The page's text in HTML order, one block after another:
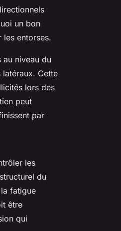
un bon
les entorses.
au niveau du
Cette
lors des
peut
par
les
du
fatigue
être
qui